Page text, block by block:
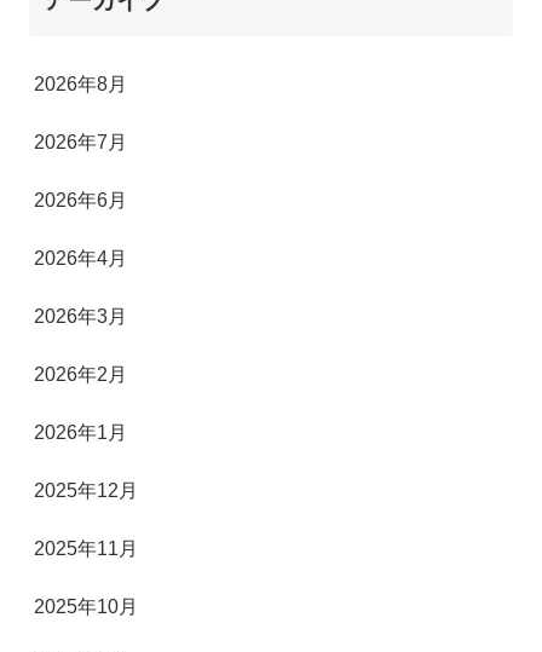
2026年8月
2026年7月
2026年6月
2026年4月
2026年3月
2026年2月
2026年1月
2025年12月
2025年11月
2025年10月